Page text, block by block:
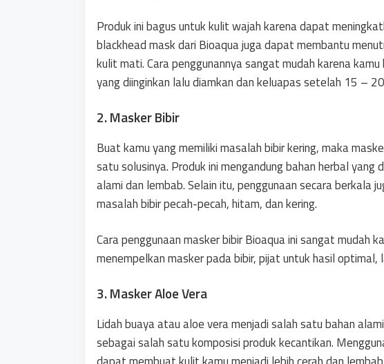
Produk ini bagus untuk kulit wajah karena dapat
blackhead mask dari Bioaqua juga dapat membantu
kulit mati. Cara penggunannya sangat mudah karena
yang diinginkan lalu diamkan dan keluapas setelah 15 –
2. Masker Bibir
Buat kamu yang memiliki masalah bibir kering, maka
satu solusinya. Produk ini mengandung bahan herbal
alami dan lembab. Selain itu, penggunaan secara berkala
masalah bibir pecah-pecah, hitam, dan kering.
Cara penggunaan masker bibir Bioaqua ini sangat mudah
menempelkan masker pada bibir, pijat untuk hasil
3. Masker Aloe Vera
Lidah buaya atau aloe vera menjadi salah satu bahan
sebagai salah satu komposisi produk kecantikan.